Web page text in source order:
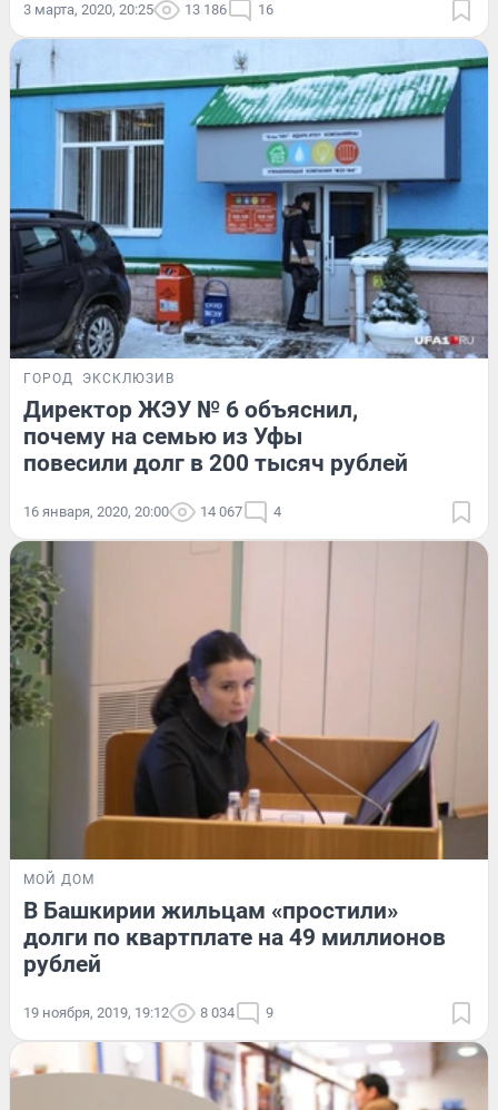
3 марта, 2020, 20:25 13 186 16
ГОРОД ЭКСКЛЮЗИВ
Директор ЖЭУ № 6 объяснил,
почему на семью из Уфы
повесили долг в 200 тысяч рублей
16 января, 2020, 20:00 14 067 4
МОЙ ДОМ
В Башкирии жильцам «простили»
долги по квартплате на 49 миллионов
рублей
19 ноября, 2019, 19:12 8 034 9